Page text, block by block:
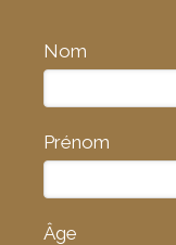
Nom
Prénom
Âge